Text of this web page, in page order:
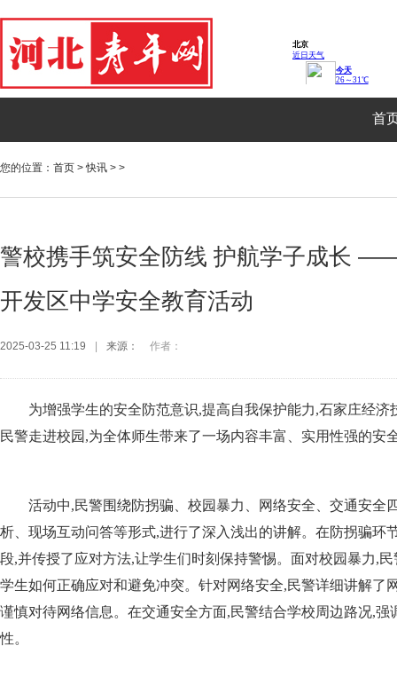
首
您的位置： 首页 >快讯 > >
警校携手筑安全防线 护航学子成长
开发区中学安全教育活动
2025-03-25 11:19 来源： 作者：
为增强学生的安全防范意识,提高自我保护能力,石家庄经济
民警走进校园,为全体师生带来了一场内容丰富、实用性强的安
活动中,民警围绕防拐骗、校园暴力、网络安全、交通安全
析、现场互动问答等形式,进行了深入浅出的讲解。在防拐骗环
段,并传授了应对方法,让学生们时刻保持警惕。面对校园暴力,
学生如何正确应对和避免冲突。针对网络安全,民警详细讲解了
谨慎对待网络信息。在交通安全方面,民警结合学校周边路况,强
性。